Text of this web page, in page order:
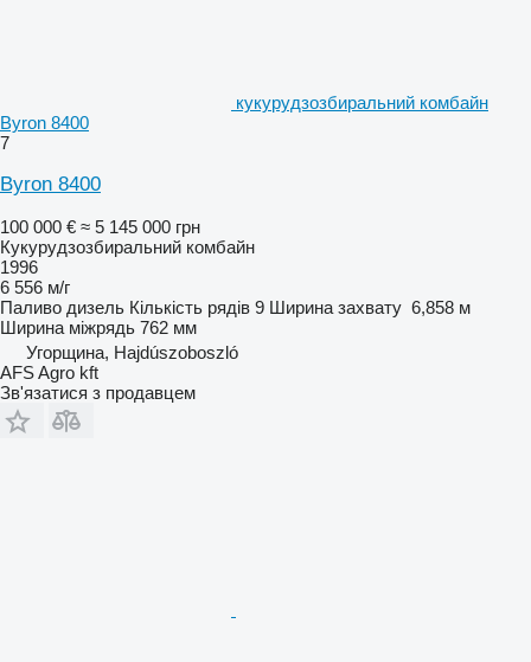
кукурудзозбиральний комбайн
Byron 8400
7
Byron 8400
100 000 € ≈ 5 145 000 грн
Кукурудзозбиральний комбайн
1996
6 556 м/г
Паливо дизель Кількість рядів 9 Ширина захвату 6,858 м
Ширина міжрядь 762 мм
Угорщина, Hajdúszoboszló
AFS Agro kft
Зв'язатися з продавцем